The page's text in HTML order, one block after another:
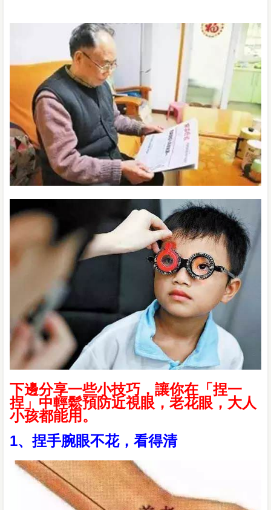
下邊分享一些小技巧，讓你在「捏一
捏」中輕鬆預防近視眼，老花眼，大人
小孩都能用。
1、捏手腕眼不花，看得清